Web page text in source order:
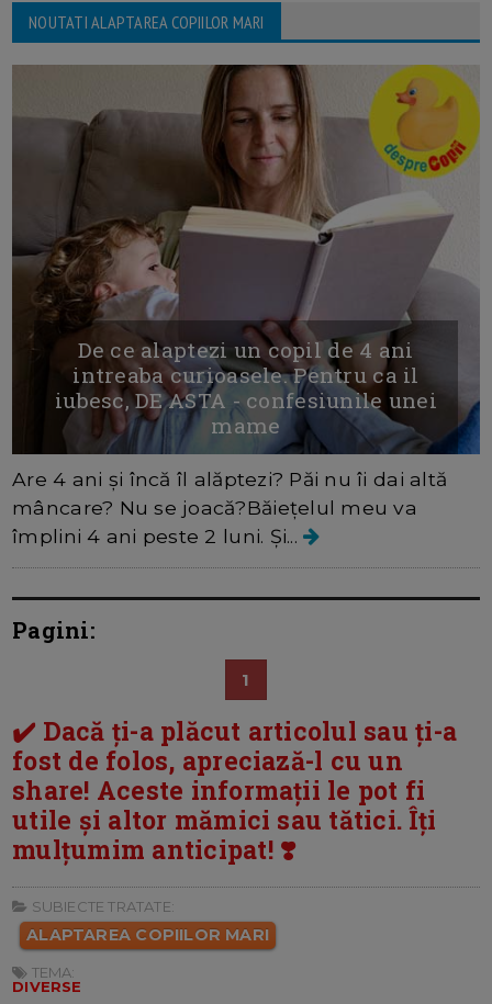
NOUTATI ALAPTAREA COPIILOR MARI
De ce alaptezi un copil de 4 ani
intreaba curioasele. Pentru ca il
iubesc, DE ASTA - confesiunile unei
mame
Are 4 ani și încă îl alăptezi? Păi nu îi dai altă
mâncare? Nu se joacă?Băiețelul meu va
împlini 4 ani peste 2 luni. Și...
Pagini:
1
✔️ Dacă ți-a plăcut articolul sau ți-a
fost de folos, apreciază-l cu un
share! Aceste informații le pot fi
utile și altor mămici sau tătici. Îți
mulțumim anticipat! ❣️
SUBIECTE TRATATE:
ALAPTAREA COPIILOR MARI
TEMA:
DIVERSE